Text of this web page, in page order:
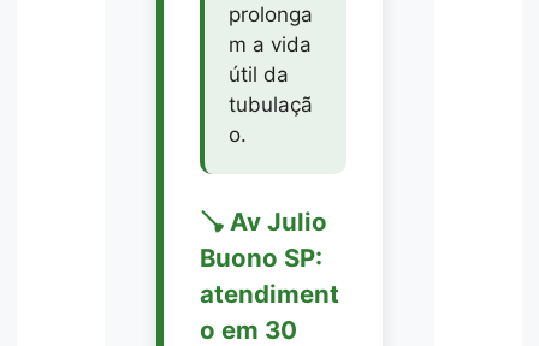
prolonga
m a vida
útil da
tubulaçã
o.
🪠 Av Julio
Buono SP:
atendiment
o em 30